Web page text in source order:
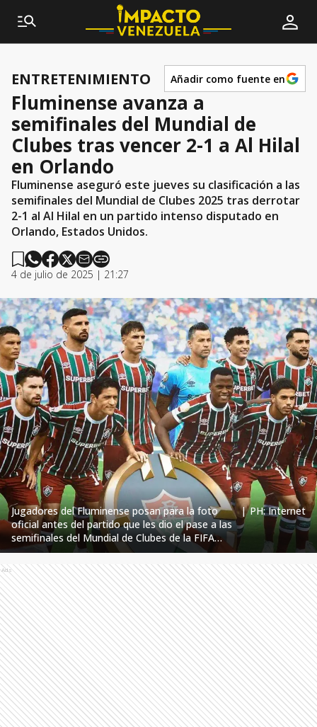
ENTRETENIMIENTO Añadir como fuente en
Fluminense avanza a
semifinales del Mundial de
Clubes tras vencer 2-1 a Al Hilal
en Orlando
Fluminense aseguró este jueves su clasificación a las
semifinales del Mundial de Clubes 2025 tras derrotar
2-1 al Al Hilal en un partido intenso disputado en
Orlando, Estados Unidos.
4 de julio de 2025 | 21:27
Jugadores del Fluminense posan para la foto
oficial antes del partido que les dio el pase a las
semifinales del Mundial de Clubes de la FIFA
2025.
| PH: Internet
Ads